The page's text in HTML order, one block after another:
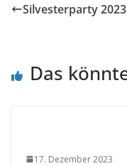
Silvesterparty 2023
Das
17. Dezember 2023